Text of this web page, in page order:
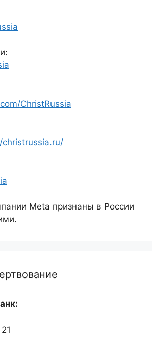
ChristRussia
Meta признаны в России